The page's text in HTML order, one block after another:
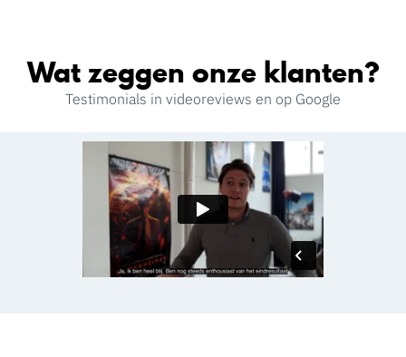
Wat zeggen onze klanten?
Testimonials in videoreviews en op Google